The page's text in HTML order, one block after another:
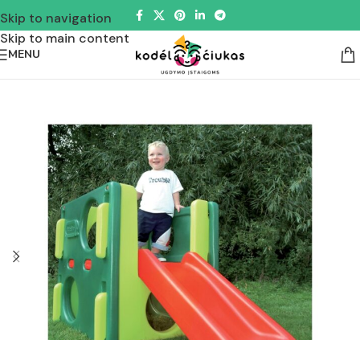
Skip to navigation
Skip to main content
MENU